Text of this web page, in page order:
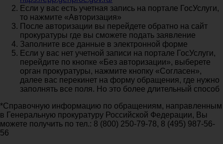
Если у вас есть учетная запись на портале ГосУслуги,
то нажмите «Авторизация»
После авторизации вы перейдете обратно на сайт
прокуратуры где вы сможете подать заявление
Заполните все данные в электронной форме
Если у вас нет учетной записи на портале ГосУслуги,
перейдите по кнопке «Без авторизации», выберете
орган прокуратуры, нажмите кнопку «Согласен»,
далее вас перекинет на форму обращения, где нужно
заполнять все поля. Но это более длительный способ
*Справочную информацию по обращениям, направленным
в Генеральную прокуратуру Российской Федерации, Вы
можете получить по тел.: 8 (800) 250-79-78, 8 (495) 987-56-
56